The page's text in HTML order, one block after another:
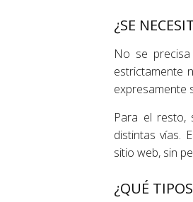
¿SE
No se
estrictamente
expresamente
Para el resto,
distintas vías.
sitio web, sin
¿QUÉ